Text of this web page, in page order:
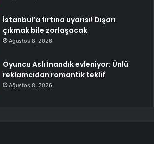
İstanbul’a fırtına uyarısı! Dışarı
çıkmak bile zorlaşacak
Ağustos 8, 2026
Oyuncu Aslı İnandık evleniyor: Ünlü
reklamcıdan romantik teklif
Ağustos 8, 2026